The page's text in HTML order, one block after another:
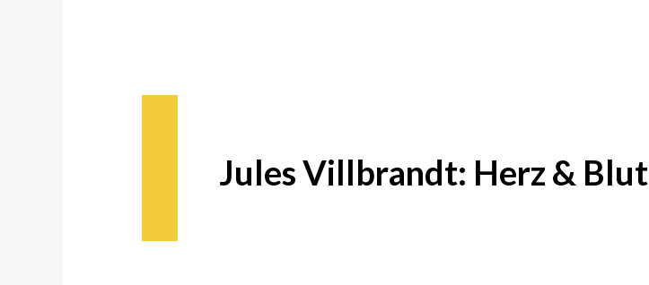
Jules Villbrandt: Herz & Blut